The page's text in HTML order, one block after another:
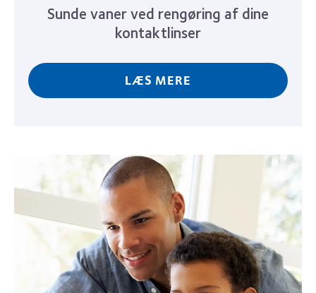
Sunde vaner ved rengøring af dine
kontaktlinser
LÆS MERE